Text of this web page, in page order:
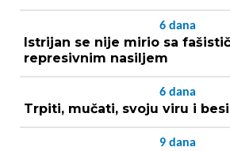
6 dana
Istrijan se nije mirio sa
represivnim nasiljem
6 dana
Trpiti, mučati, svoju viru i
9 dana